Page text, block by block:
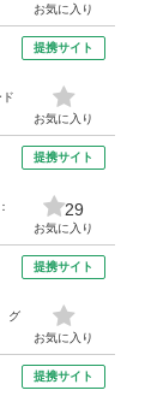
お気に入り
提携サイト
お気に入り
提携サイト
29
お気に入り
グ
提携サイト
お気に入り
提携サイト